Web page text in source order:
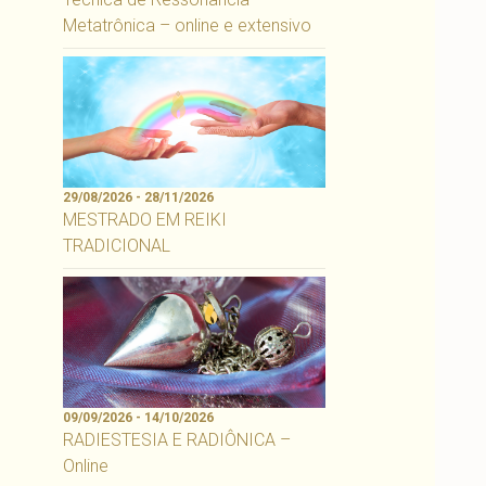
Metatrônica – online e extensivo
29/08/2026 - 28/11/2026
MESTRADO EM REIKI
TRADICIONAL
09/09/2026 - 14/10/2026
RADIESTESIA E RADIÔNICA –
Online